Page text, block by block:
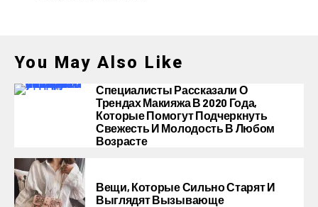
You May Also Like
Специалисты Рассказали О
Трендах Макияжа В 2020 Года,
Которые Помогут Подчеркнуть
Свежесть И Молодость В Любом
Возрасте
Вещи, Которые Сильно Старят И
Выглядят Вызывающе